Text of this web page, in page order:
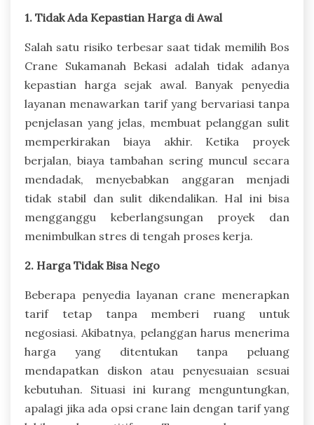
1. Tidak Ada Kepastian Harga di Awal
Salah satu risiko terbesar saat tidak memilih Bos
Crane Sukamanah Bekasi adalah tidak adanya
kepastian harga sejak awal. Banyak penyedia
layanan menawarkan tarif yang bervariasi tanpa
penjelasan yang jelas, membuat pelanggan sulit
memperkirakan biaya akhir. Ketika proyek
berjalan, biaya tambahan sering muncul secara
mendadak, menyebabkan anggaran menjadi
tidak stabil dan sulit dikendalikan. Hal ini bisa
mengganggu keberlangsungan proyek dan
menimbulkan stres di tengah proses kerja.
2. Harga Tidak Bisa Nego
Beberapa penyedia layanan crane menerapkan
tarif tetap tanpa memberi ruang untuk
negosiasi. Akibatnya, pelanggan harus menerima
harga yang ditentukan tanpa peluang
mendapatkan diskon atau penyesuaian sesuai
kebutuhan. Situasi ini kurang menguntungkan,
apalagi jika ada opsi crane lain dengan tarif yang